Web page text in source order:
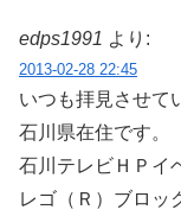
edps1991 より:
2013-02-28 22:45
いつも拝見させて
石川県在住です。
石川テレビＨＰイ
レゴ（Ｒ）ブロッ